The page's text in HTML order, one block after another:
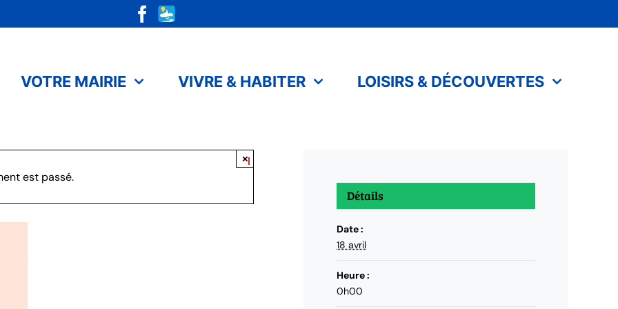
VOTRE MAIRIE VIVRE & HABITER LOISIRS & DÉCOUVERTES
est passé.
×
Détails
Date :
18 avril
Heure :
0h00